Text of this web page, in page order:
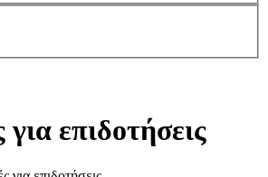
επιδοτήσεις